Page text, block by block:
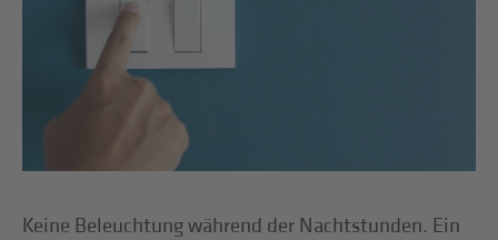
Keine Beleuchtung während der Nachtstunden. Ein